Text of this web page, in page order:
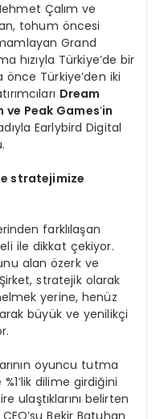
Çalım ve
tohum öncesi
Grand
hızıyla Türkiye’de bir
önce Türkiye’den iki
Dream
ve Peak Games’in
Earlybird Digital
stratejimize
farklılaşan
ile dikkat çekiyor.
alan özerk ve
stratejik olarak
yerine, henüz
büyük ve yenilikçi
oyuncu tutma
dilime girdiğini
ulaştıklarını belirten